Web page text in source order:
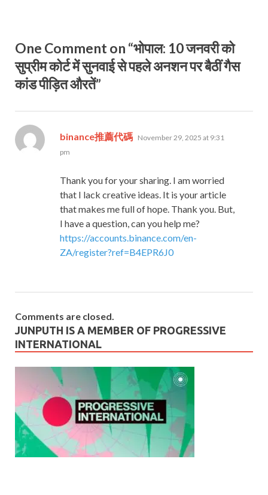
One Comment on “भोपाल: 10 जनवरी को
सुप्रीम कोर्ट में सुनवाई से पहले अनशन पर बैठीं गैस
कांड पीड़ित औरतें”
binance推薦代碼 says:
November 29, 2025 at 9:31
pm
Thank you for your sharing. I am worried
that I lack creative ideas. It is your article
that makes me full of hope. Thank you. But,
I have a question, can you help me?
https://accounts.binance.com/en-
ZA/register?ref=B4EPR6J0
Comments are closed.
JUNPUTH IS A MEMBER OF PROGRESSIVE
INTERNATIONAL